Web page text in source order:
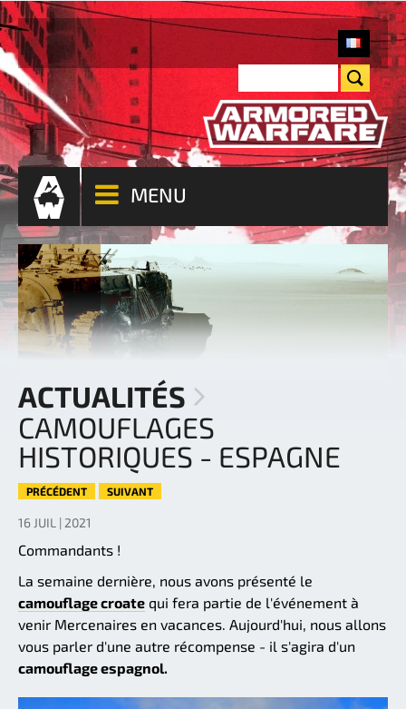
MENU
ACTUALITÉS
CAMOUFLAGES
HISTORIQUES - ESPAGNE
PRÉCÉDENT SUIVANT
16 JUIL | 2021
Commandants !
La semaine dernière, nous avons présenté le
camouflage croate qui fera partie de l'événement à
venir Mercenaires en vacances. Aujourd'hui, nous allons
vous parler d'une autre récompense - il s'agira d'un
camouflage espagnol.